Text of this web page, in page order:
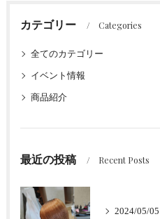
カテゴリー Categories
全てのカテゴリー
イベント情報
商品紹介
最近の投稿 Recent Posts
2024/05/05